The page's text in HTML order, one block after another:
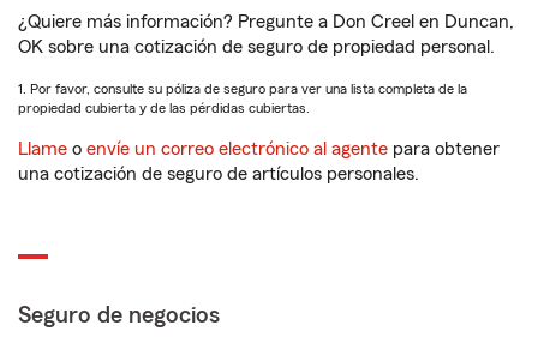
¿Quiere más información? Pregunte a Don Creel en Duncan,
OK sobre una cotización de seguro de propiedad personal.
1. Por favor, consulte su póliza de seguro para ver una lista completa de la
propiedad cubierta y de las pérdidas cubiertas.
Llame o envíe un correo electrónico al agente para obtener
una cotización de seguro de artículos personales.
Seguro de negocios